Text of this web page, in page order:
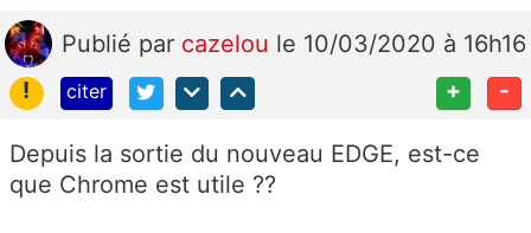
Publié par cazelou le 10/03/2020 à 16h16
!
citer + -
Depuis la sortie du nouveau EDGE, est-ce
que Chrome est utile ??